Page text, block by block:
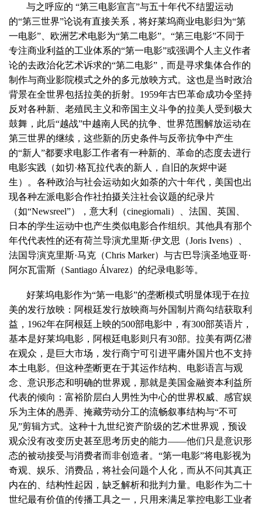
与之呼应的 “第三电影宣言”与五十年代不结盟运动
的“第三世界”论说有直接关系，将好莱坞商业电影归为“第
一电影”、欧洲艺术电影为“第二电影”。“第三电影”不同于
专注商业利益的工业体系的“第一电影”或强调个人主义作者
论的去政治化艺术诉求的“第二电影”，而是寻求集体合作的
制作与商业影院模式之外的多元放映方式。这也是当时政治
背景在全世界包括拉美的折射。1959年古巴革命成功令坚持
反对各种新、老殖民主义和帝国主义斗争的拉美人受到极大
鼓舞，此后“越战”中越南人民的抗争、世界范围解放运动在
第三世界的继续，这些新的历史条件与反帝抗争中产生
的“新人”都要求电影工作者有一种新的、革命的态度去进行
电影实践（如切·格瓦拉代表的新人，自旧的灰烬中诞
生）。各种政治与社会运动如火如荼的六十年代，美国也出
现各种左派电影合作社拍摄关注社会议题的纪录片
（如“Newsreel”），意大利（cinegiornali）、法国、英国、
日本的学生运动中也产生类似电影合作组织。其他具有那个
年代代表性的还有荷兰导演尤里斯·伊文思（Joris Ivens）、
法国导演克里斯·马克（Chris Marker）与古巴导演圣地亚哥·
阿尔瓦雷斯（Santiago Álvarez）的纪录电影等。
好莱坞电影作为“第一电影”的垄断模式明显体现于在拉
美的发行放映：阿根廷发行放映商与外国制片商勾结获取利
益，1962年在阿根廷上映的500部电影中，有300部英语片，
基本是好莱坞电影，阿根廷电影则只有30部。拉美有两亿潜
在观众，是巨大市场，发行商宁可引进平庸外国片也不支持
本土电影。但这种垄断更在于其运作结构、电影语言与观
念、意识形态和明确的世界观，那就是美国金融资本利益所
代表的倾向：富裕阶层白人男性为中心的世界权威、感官娱
乐为主体的愚弄、掩藏劳动分工的流畅叙事结构与“不可
见”剪辑方式。这种十九世纪资产阶级的艺术世界观，预设
观众没有改变历史甚至思考历史的能力——他们只是意识形
态的被动接受与消费者而非创造者。“第一电影”将电影视为
奇观、娱乐、消费品，将社会问题个人化，而从不问其真正
内在的、结构性起因，缺乏解析和批判力量。电影作为二十
世纪最有价值的传播工具之一，只用来满足掌控电影工业者